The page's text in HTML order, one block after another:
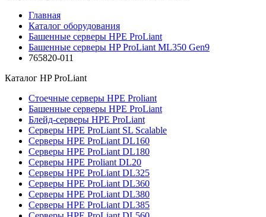
Главная
Каталог оборудования
Башенные серверы HPE ProLiant
Башенные серверы HP ProLiant ML350 Gen9
765820-011
Каталог HP ProLiant
Стоечные серверы HPE Proliant
Башенные серверы HPE ProLiant
Блейд-серверы HPE ProLiant
Серверы HPE ProLiant SL Scalable
Серверы HPE ProLiant DL160
Серверы HPE ProLiant DL180
Серверы HPE Proliant DL20
Серверы HPE ProLiant DL325
Серверы HPE ProLiant DL360
Серверы HPE ProLiant DL380
Серверы HPE ProLiant DL385